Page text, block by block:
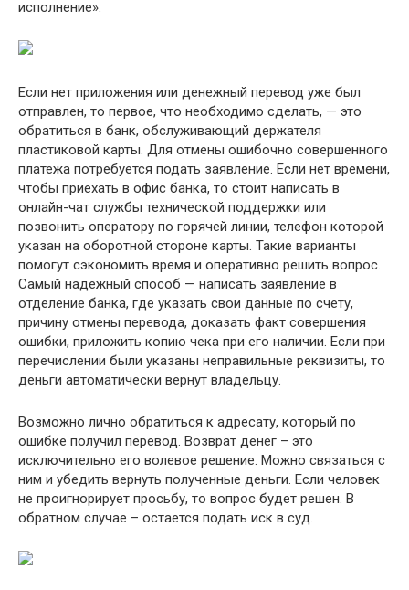
исполнение».
Если нет приложения или денежный перевод уже был
отправлен, то первое, что необходимо сделать, — это
обратиться в банк, обслуживающий держателя
пластиковой карты. Для отмены ошибочно совершенного
платежа потребуется подать заявление. Если нет времени,
чтобы приехать в офис банка, то стоит написать в
онлайн-чат службы технической поддержки или
позвонить оператору по горячей линии, телефон которой
указан на оборотной стороне карты. Такие варианты
помогут сэкономить время и оперативно решить вопрос.
Самый надежный способ — написать заявление в
отделение банка, где указать свои данные по счету,
причину отмены перевода, доказать факт совершения
ошибки, приложить копию чека при его наличии. Если при
перечислении были указаны неправильные реквизиты, то
деньги автоматически вернут владельцу.
Возможно лично обратиться к адресату, который по
ошибке получил перевод. Возврат денег – это
исключительно его волевое решение. Можно связаться с
ним и убедить вернуть полученные деньги. Если человек
не проигнорирует просьбу, то вопрос будет решен. В
обратном случае – остается подать иск в суд.